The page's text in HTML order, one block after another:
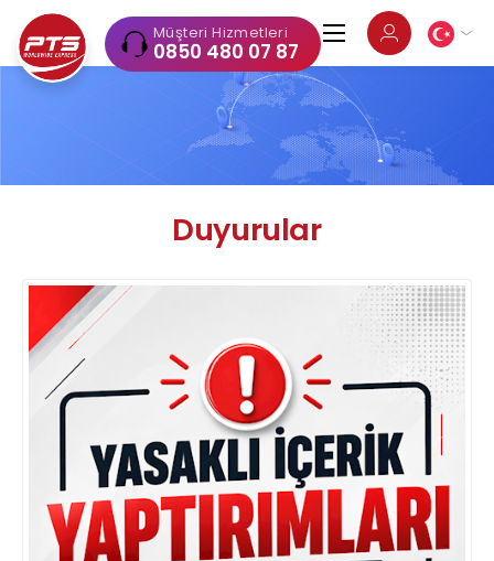
Müşteri Hizmetleri
0850 480 07 87
Duyurular